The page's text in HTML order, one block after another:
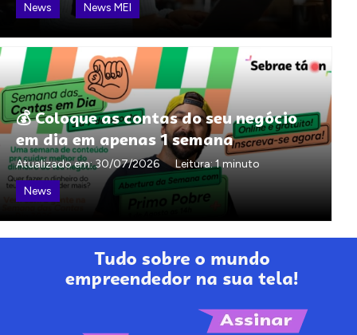
News
News MEI
💰 Coloque as contas do seu negócio
em dia em apenas 1 semana
Atualizado em:30/07/2026
Leitura: 1 minuto
News